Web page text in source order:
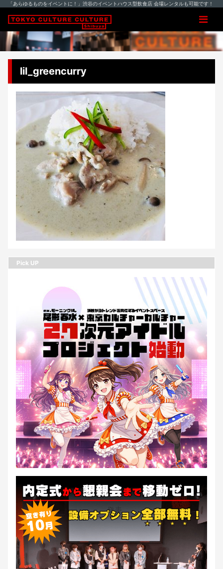
「あらゆるものをイベントに！」渋谷のイベントハウス型飲食店 会場レンタルも可能です！
lil_greencurry
Pick UP